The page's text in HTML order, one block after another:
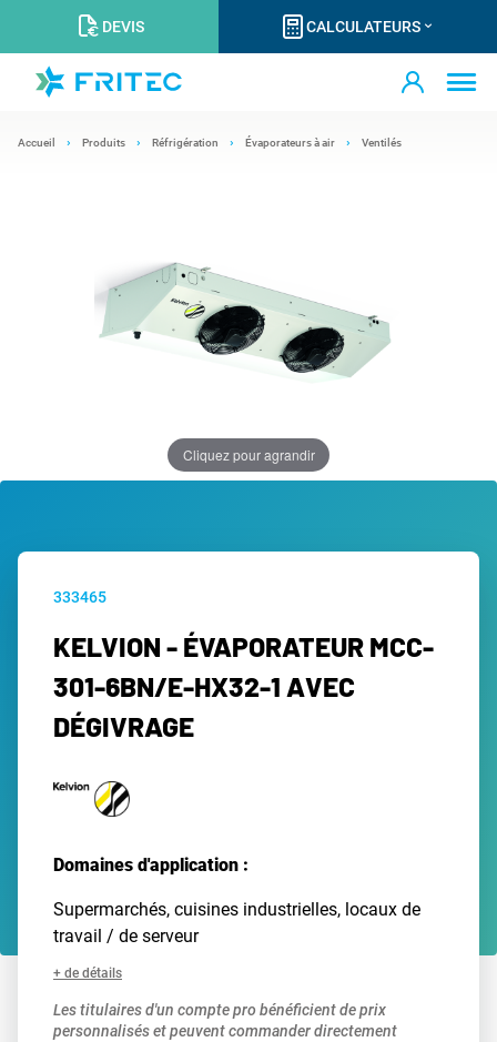
DEVIS CALCULATEURS
Accueil Produits Réfrigération Évaporateurs à air Ventilés
Cliquez pour agrandir
333465
KELVION - ÉVAPORATEUR MCC-
301-6BN/E-HX32-1 AVEC
DÉGIVRAGE
Domaines d'application :
Supermarchés, cuisines industrielles, locaux de
travail / de serveur
+ de détails
Les titulaires d'un compte pro bénéficient de prix
personnalisés et peuvent commander directement